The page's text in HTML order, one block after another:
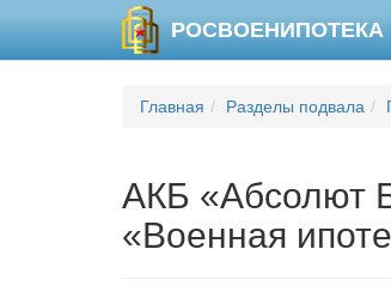
РОСВОЕНИПОТЕКА
Главная Разделы подвала
АКБ «Абсолют
«Военная